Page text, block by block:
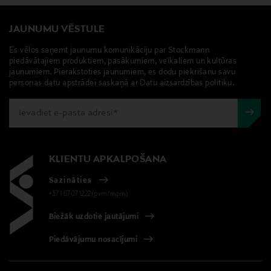
JAUNUMU VĒSTULE
Es vēlos saņemt jaunumu komunikāciju par Stockmann
piedāvātajiem produktiem, pasākumiem, veikaliem un kultūras
jaunumiem. Pierakstoties jaunumiem, es dodu piekrišanu savu
personas datu apstrādei saskaņā ar Datu aizsardzības politiku.
KLIENTU APKALPOŠANA
Sazināties
+371 67071222(pvm/mpm)
Biežāk uzdotie jautājumi
Piedāvājumu nosacījumi